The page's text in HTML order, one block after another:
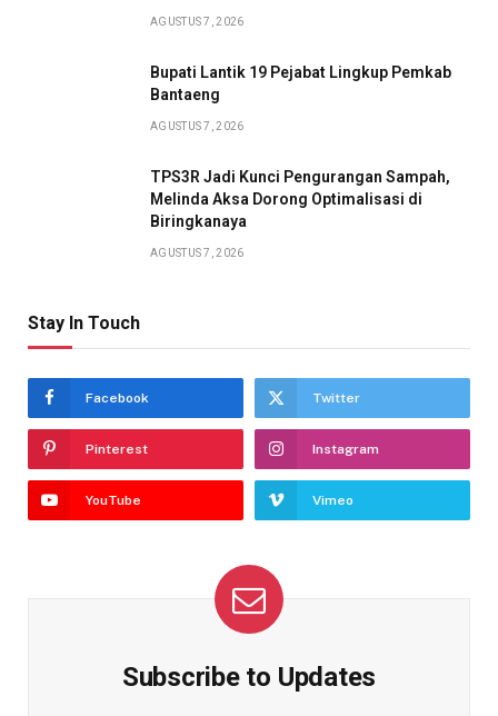
AGUSTUS 7, 2026
Bupati Lantik 19 Pejabat Lingkup Pemkab
Bantaeng
AGUSTUS 7, 2026
TPS3R Jadi Kunci Pengurangan Sampah,
Melinda Aksa Dorong Optimalisasi di
Biringkanaya
AGUSTUS 7, 2026
Stay In Touch
Facebook Twitter
Pinterest Instagram
YouTube Vimeo
Subscribe to Updates